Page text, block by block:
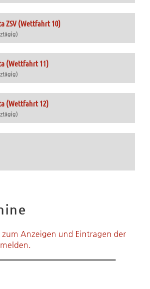
ZSV (Wettfahrt 10)
(Wettfahrt 11)
(Wettfahrt 12)
Anzeigen und Eintragen der